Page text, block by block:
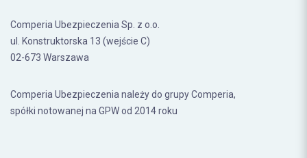
Comperia Ubezpieczenia Sp. z o.o.
ul. Konstruktorska 13 (wejście C)
Comperia Ubezpieczenia należy do grupy Comperia,